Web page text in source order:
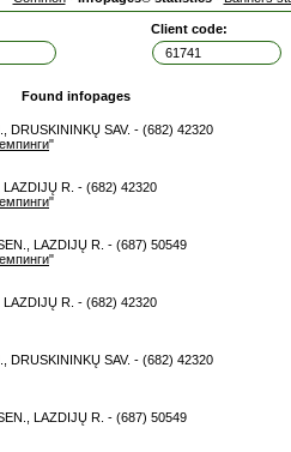
Client code:
Found infopages
DRUSKININKŲ SAV. - (682) 42320
"
LAZDIJŲ R. - (682) 42320
"
LAZDIJŲ R. - (687) 50549
"
LAZDIJŲ R. - (682) 42320
DRUSKININKŲ SAV. - (682) 42320
LAZDIJŲ R. - (687) 50549